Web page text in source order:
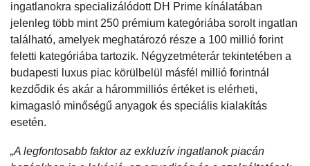
ingatlanokra specializálódott DH Prime kínálatában
jelenleg több mint 250 prémium kategóriába sorolt ingatlan
található, amelyek meghatározó része a 100 millió forint
feletti kategóriába tartozik. Négyzetméterár tekintetében a
budapesti luxus piac körülbelül másfél millió forintnál
kezdődik és akár a hárommilliós értéket is elérheti,
kimagasló minőségű anyagok és speciális kialakítás
esetén.
„A legfontosabb faktor az exkluzív ingatlanok piacán